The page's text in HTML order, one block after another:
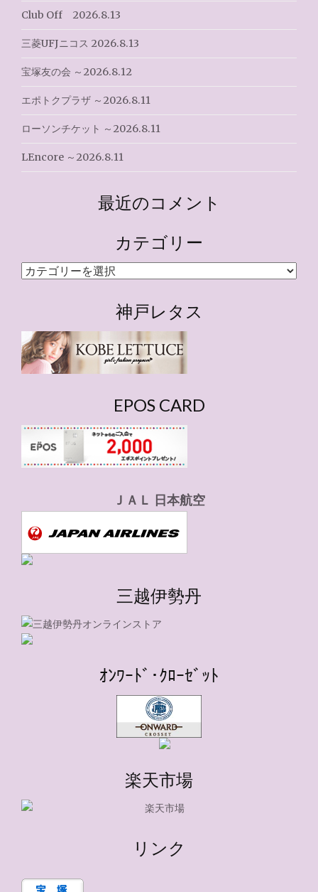
Club Off 2026.8.13
三菱UFJニコス 2026.8.13
宝塚友の会 ～2026.8.12
エポトクプラザ ～2026.8.11
ローソンチケット ～2026.8.11
LEncore ～2026.8.11
最近のコメント
カテゴリー
カ
ー
神戸レタス
EPOS CARD
ＪＡＬ 日本航空
三越伊勢丹
ｵﾝﾜｰﾄﾞ･ｸﾛｰｾﾞｯﾄ
楽天市場
リンク